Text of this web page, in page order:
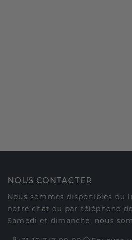
NOUS CONTACTER
Nous sommes disponibles du
notre chat ou par téléphone de
Samedi et dimanche, nous